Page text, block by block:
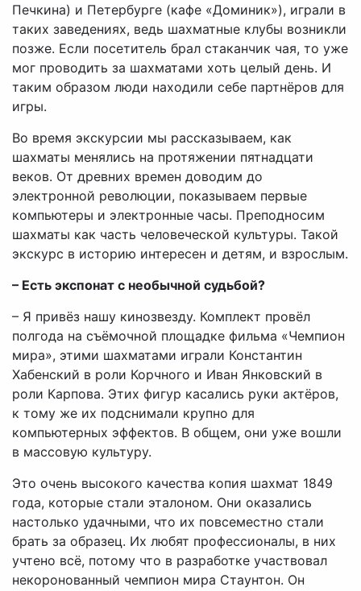
Печкина) и Петербурге (кафе «Доминик»), играли в
таких заведениях, ведь шахматные клубы возникли
позже. Если посетитель брал стаканчик чая, то уже
мог проводить за шахматами хоть целый день. И
таким образом люди находили себе партнёров для
игры.
Во время экскурсии мы рассказываем, как
шахматы менялись на протяжении пятнадцати
веков. От древних времен доводим до
электронной революции, показываем первые
компьютеры и электронные часы. Преподносим
шахматы как часть человеческой культуры. Такой
экскурс в историю интересен и детям, и взрослым.
– Есть экспонат с необычной судьбой?
– Я привёз нашу кинозвезду. Комплект провёл
полгода на съёмочной площадке фильма «Чемпион
мира», этими шахматами играли Константин
Хабенский в роли Корчного и Иван Янковский в
роли Карпова. Этих фигур касались руки актёров,
к тому же их подснимали крупно для
компьютерных эффектов. В общем, они уже вошли
в массовую культуру.
Это очень высокого качества копия шахмат 1849
года, которые стали эталоном. Они оказались
настолько удачными, что их повсеместно стали
брать за образец. Их любят профессионалы, в них
учтено всё, потому что в разработке участвовал
некоронованный чемпион мира Стаунтон. Он